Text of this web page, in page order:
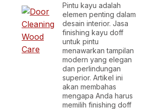
Pintu kayu adalah
elemen penting dalam
desain interior. Jasa
finishing kayu doff
untuk pintu
menawarkan tampilan
modern yang elegan
dan perlindungan
superior. Artikel ini
akan membahas
mengapa Anda harus
memilih finishing doff